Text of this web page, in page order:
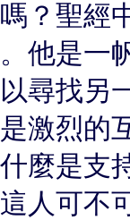
？聖經
。他是
尋找另
激烈的
麼是支
人可不